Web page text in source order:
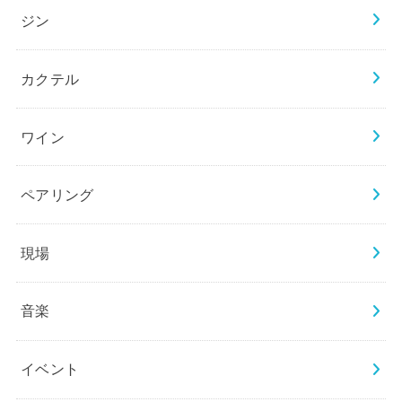
ジン
カクテル
ワイン
ペアリング
現場
音楽
イベント